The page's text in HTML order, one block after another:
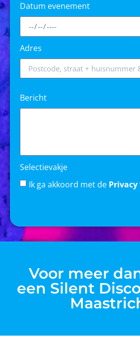
Datum evenement
Adres
Bericht
Selectievakje
Ik ga akkoord met de
Voor meer
een Silent